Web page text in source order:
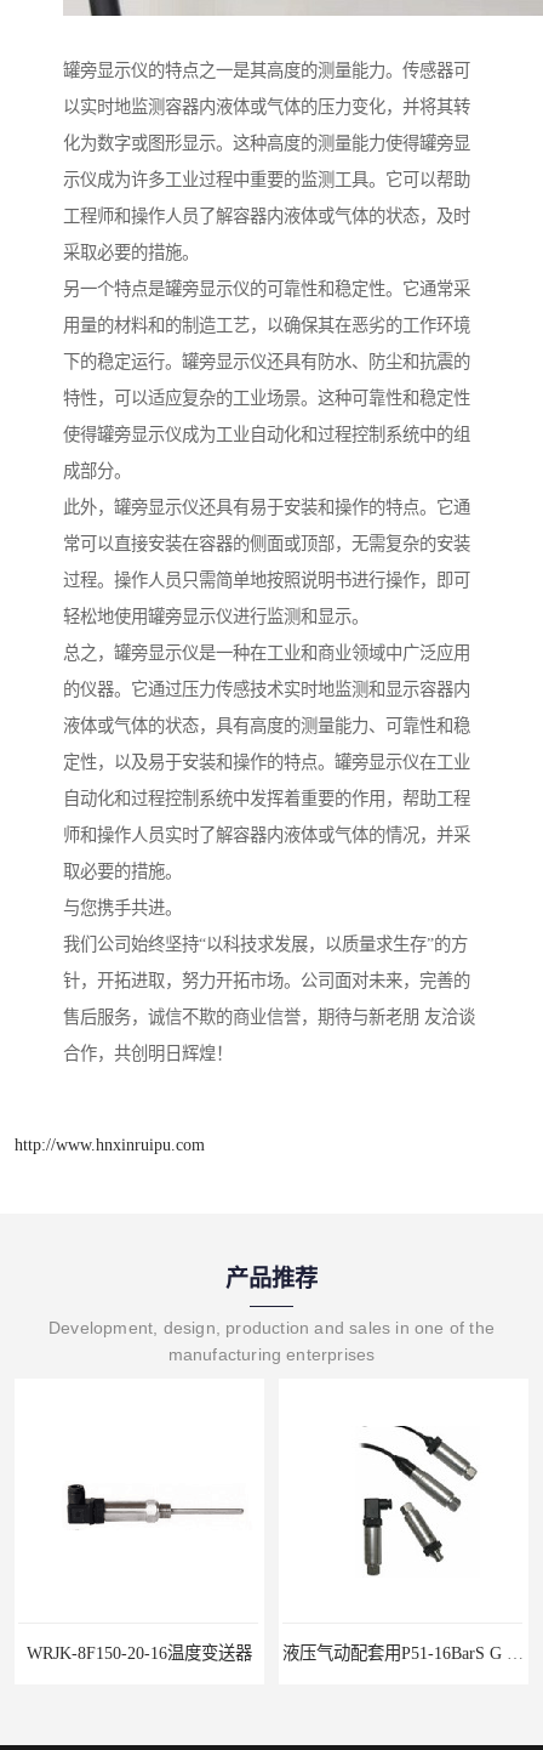
罐旁显示仪的特点之一是其高度的测量能力。传感器可
以实时地监测容器内液体或气体的压力变化，并将其转
化为数字或图形显示。这种高度的测量能力使得罐旁显
示仪成为许多工业过程中重要的监测工具。它可以帮助
工程师和操作人员了解容器内液体或气体的状态，及时
采取必要的措施。
另一个特点是罐旁显示仪的可靠性和稳定性。它通常采
用量的材料和的制造工艺，以确保其在恶劣的工作环境
下的稳定运行。罐旁显示仪还具有防水、防尘和抗震的
特性，可以适应复杂的工业场景。这种可靠性和稳定性
使得罐旁显示仪成为工业自动化和过程控制系统中的组
成部分。
此外，罐旁显示仪还具有易于安装和操作的特点。它通
常可以直接安装在容器的侧面或顶部，无需复杂的安装
过程。操作人员只需简单地按照说明书进行操作，即可
轻松地使用罐旁显示仪进行监测和显示。
总之，罐旁显示仪是一种在工业和商业领域中广泛应用
的仪器。它通过压力传感技术实时地监测和显示容器内
液体或气体的状态，具有高度的测量能力、可靠性和稳
定性，以及易于安装和操作的特点。罐旁显示仪在工业
自动化和过程控制系统中发挥着重要的作用，帮助工程
师和操作人员实时了解容器内液体或气体的情况，并采
取必要的措施。
与您携手共进。
我们公司始终坚持“以科技求发展，以质量求生存”的方
针，开拓进取，努力开拓市场。公司面对未来，完善的
售后服务，诚信不欺的商业信誉，期待与新老朋 友洽谈
合作，共创明日辉煌！
http://www.hnxinruipu.com
产品推荐
Development, design, production and sales in one of the
manufacturing enterprises
WRJK-8F150-20-16温度变送器